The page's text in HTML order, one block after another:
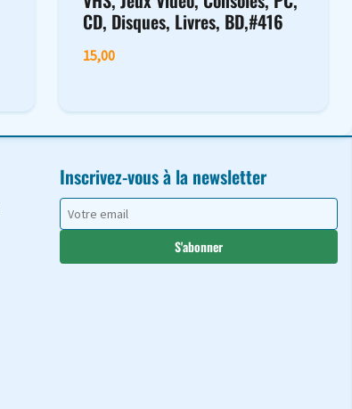
CD, Disques, Livres, BD,#416
15,00
Inscrivez-vous à la newsletter
S'abonner